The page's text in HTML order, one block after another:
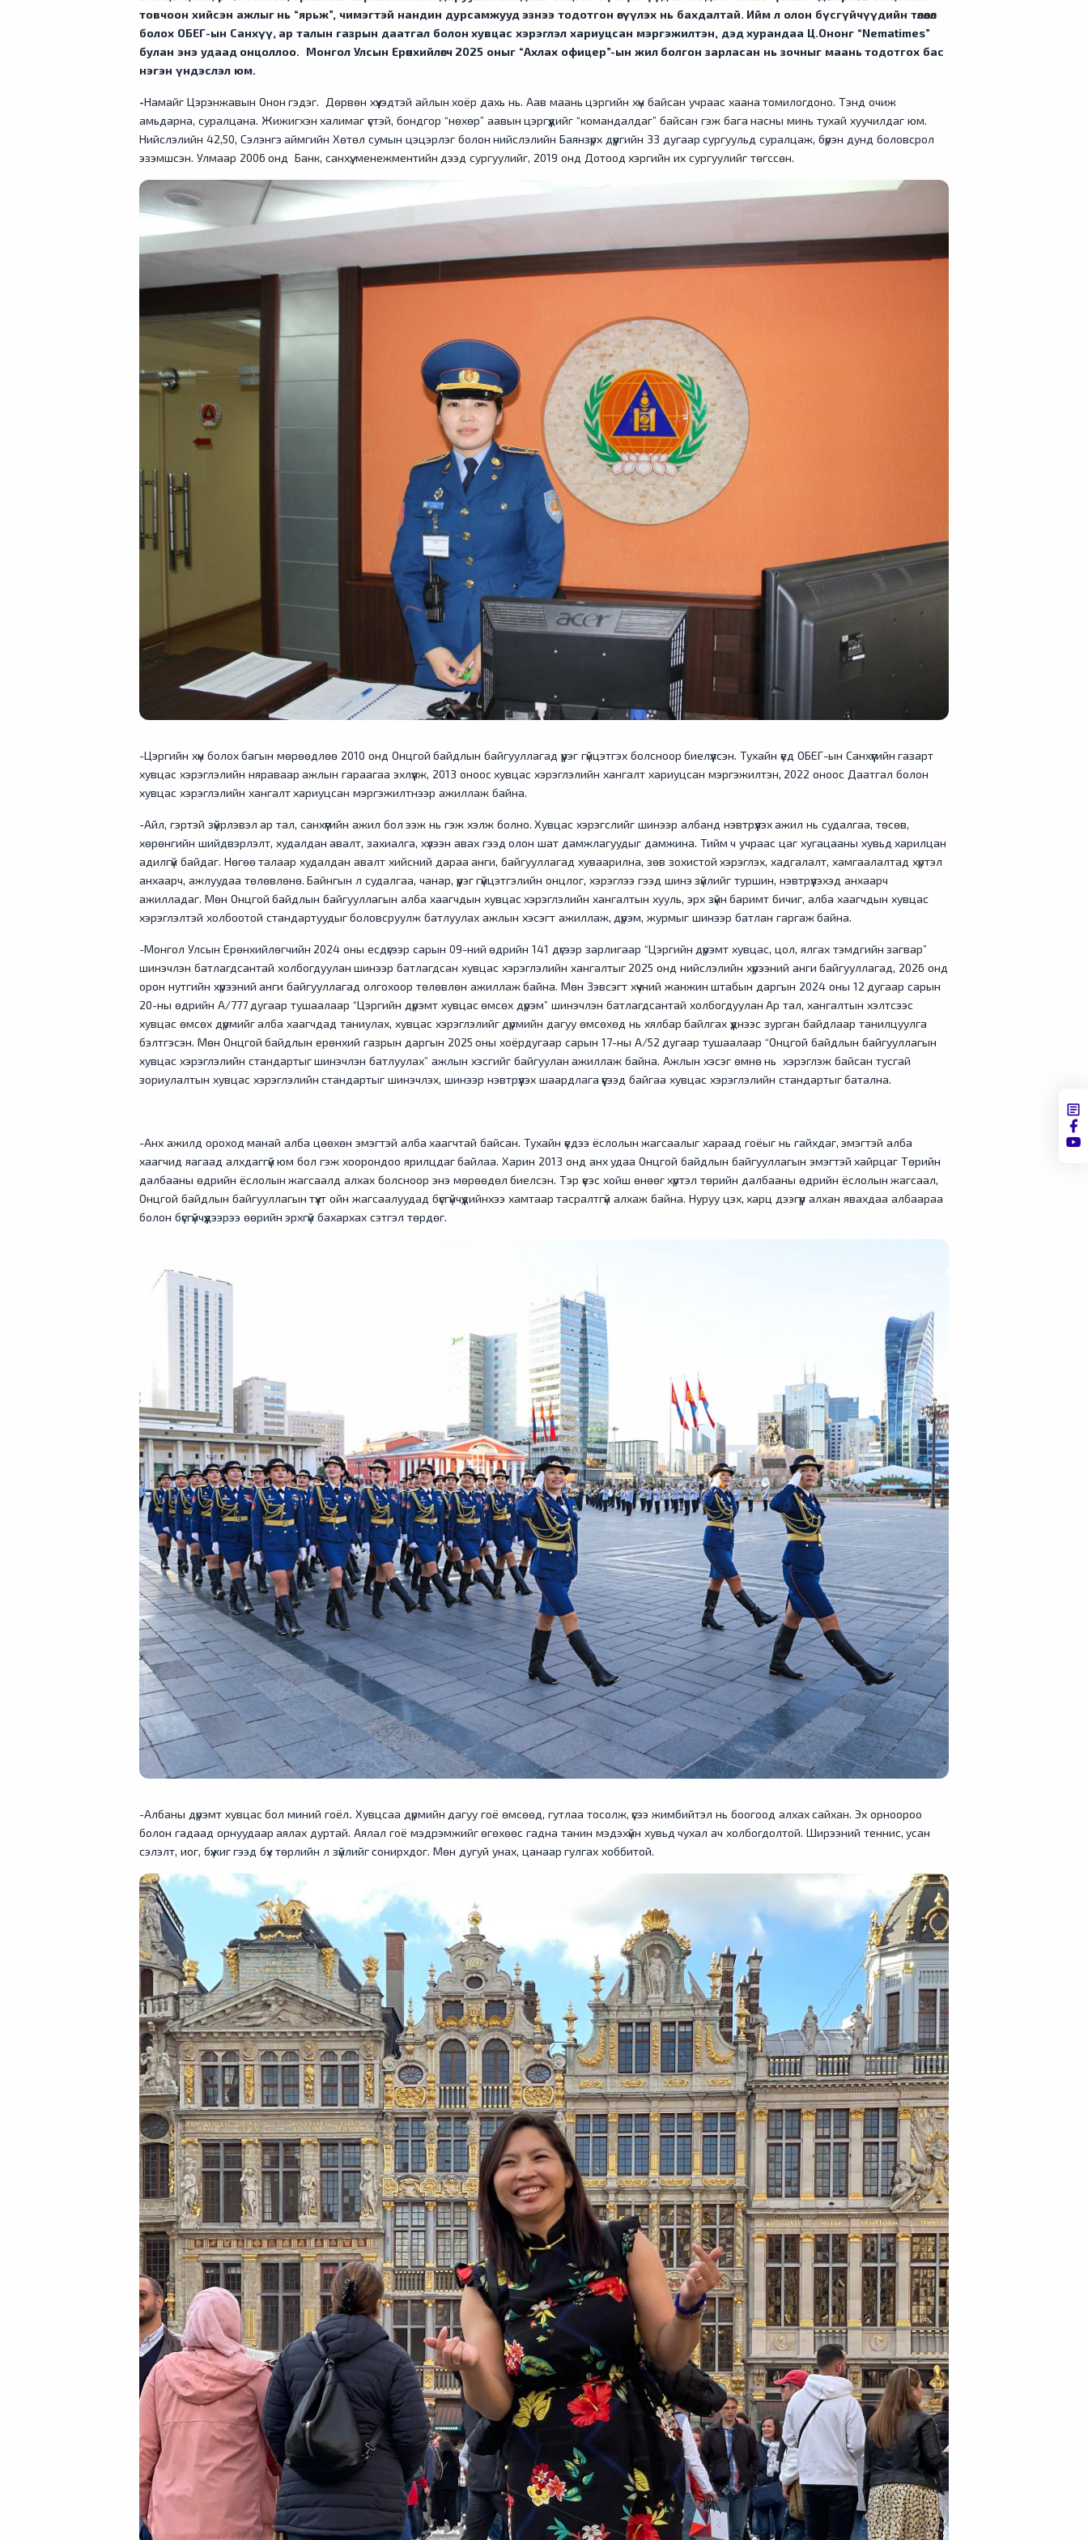
товчоон хийсэн ажлыг нь “ярьж”, чимэгтэй нандин дурсамжууд эзнээ тодотгон өгүүлэх нь бахдалтай. Ийм л олон бүсгүйчүүдийн төлөөлөл
болох ОБЕГ-ын Санхүү, ар талын газрын даатгал болон хувцас хэрэглэл хариуцсан мэргэжилтэн, дэд хурандаа Ц.Ононг “Nematimes”
булан энэ удаад онцоллоо. Монгол Улсын Ерөнхийлөгч 2025 оныг “Ахлах офицер”-ын жил болгон зарласан нь зочныг маань тодотгох бас
нэгэн үндэслэл юм.
-Намайг Цэрэнжавын Онон гэдэг. Дөрвөн хүүхэдтэй айлын хоёр дахь нь. Аав маань цэргийн хүн байсан учраас хаана томилогдоно. Тэнд очиж
амьдарна, суралцана. Жижигхэн халимаг үстэй, бондгор “нөхөр” аавын цэргүүдийг “командалдаг” байсан гэж бага насны минь тухай хуучилдаг юм.
Нийслэлийн 42,50, Сэлэнгэ аймгийн Хөтөл сумын цэцэрлэг болон нийслэлийн Баянзүрх дүүргийн 33 дугаар сургуульд суралцаж, бүрэн дунд боловсрол
эзэмшсэн. Улмаар 2006 онд Банк, санхүү, менежментийн дээд сургуулийг, 2019 онд Дотоод хэргийн их сургуулийг төгссөн.
-Цэргийн хүн болох багын мөрөөдлөө 2010 онд Онцгой байдлын байгууллагад үүрэг гүйцэтгэх болсноор биелүүлсэн. Тухайн үед ОБЕГ-ын Санхүүгийн газарт
хувцас хэрэглэлийн няраваар ажлын гараагаа эхлүүлж, 2013 оноос хувцас хэрэглэлийн хангалт хариуцсан мэргэжилтэн, 2022 оноос Даатгал болон
хувцас хэрэглэлийн хангалт хариуцсан мэргэжилтнээр ажиллаж байна.
-Айл, гэртэй зүйрлэвэл ар тал, санхүүгийн ажил бол ээж нь гэж хэлж болно. Хувцас хэрэгслийг шинээр албанд нэвтрүүлэх ажил нь судалгаа, төсөв,
хөрөнгийн шийдвэрлэлт, худалдан авалт, захиалга, хүлээн авах гээд олон шат дамжлагуудыг дамжина. Тийм ч учраас цаг хугацааны хувьд харилцан
адилгүй байдаг. Нөгөө талаар худалдан авалт хийсний дараа анги, байгууллагад хуваарилна, зөв зохистой хэрэглэх, хадгалалт, хамгаалалтад хүртэл
анхаарч, ажлуудаа төлөвлөнө. Байнгын л судалгаа, чанар, үүрэг гүйцэтгэлийн онцлог, хэрэглээ гээд шинэ зүйлийг туршин, нэвтрүүлэхэд анхаарч
ажилладаг. Мөн Онцгой байдлын байгууллагын алба хаагчдын хувцас хэрэглэлийн хангалтын хууль, эрх зүйн баримт бичиг, алба хаагчдын хувцас
хэрэглэлтэй холбоотой стандартуудыг боловсруулж батлуулах ажлын хэсэгт ажиллаж, дүрэм, журмыг шинээр батлан гаргаж байна.
-Монгол Улсын Ерөнхийлөгчийн 2024 оны есдүгээр сарын 09-ний өдрийн 141 дүгээр зарлигаар “Цэргийн дүрэмт хувцас, цол, ялгах тэмдгийн загвар”
шинэчлэн батлагдсантай холбогдуулан шинээр батлагдсан хувцас хэрэглэлийн хангалтыг 2025 онд нийслэлийн хүрээний анги байгууллагад, 2026 онд
орон нутгийн хүрээний анги байгууллагад олгохоор төлөвлөн ажиллаж байна. Мөн Зэвсэгт хүчний жанжин штабын даргын 2024 оны 12 дугаар сарын
20-ны өдрийн А/777 дугаар тушаалаар “Цэргийн дүрэмт хувцас өмсөх дүрэм” шинэчлэн батлагдсантай холбогдуулан Ар тал, хангалтын хэлтсээс
хувцас өмсөх дүрмийг алба хаагчдад таниулах, хувцас хэрэглэлийг дүрмийн дагуу өмсөхөд нь хялбар байлгах үүднээс зурган байдлаар танилцуулга
бэлтгэсэн. Мөн Онцгой байдлын ерөнхий газрын даргын 2025 оны хоёрдугаар сарын 17-ны А/52 дугаар тушаалаар “Онцгой байдлын байгууллагын
хувцас хэрэглэлийн стандартыг шинэчлэн батлуулах” ажлын хэсгийг байгуулан ажиллаж байна. Ажлын хэсэг өмнө нь хэрэглэж байсан тусгай
зориулалтын хувцас хэрэглэлийн стандартыг шинэчлэх, шинээр нэвтрүүлэх шаардлага үүсээд байгаа хувцас хэрэглэлийн стандартыг батална.
-Анх ажилд ороход манай алба цөөхөн эмэгтэй алба хаагчтай байсан. Тухайн үедээ ёслолын жагсаалыг хараад гоёыг нь гайхдаг, эмэгтэй алба
хаагчид яагаад алхдаггүй юм бол гэж хоорондоо ярилцдаг байлаа. Харин 2013 онд анх удаа Онцгой байдлын байгууллагын эмэгтэй хайрцаг Төрийн
далбааны өдрийн ёслолын жагсаалд алхах болсноор энэ мөрөөдөл биелсэн. Тэр үеэс хойш өнөөг хүртэл төрийн далбааны өдрийн ёслолын жагсаал,
Онцгой байдлын байгууллагын түүхт ойн жагсаалуудад бүсгүйчүүдийнхээ хамтаар тасралтгүй алхаж байна. Нуруу цэх, харц дээгүүр алхан явахдаа албаараа
болон бүсгүйчүүдээрээ өөрийн эрхгүй бахархах сэтгэл төрдөг.
-Албаны дүрэмт хувцас бол миний гоёл. Хувцсаа дүрмийн дагуу гоё өмсөөд, гутлаа тосолж, үсээ жимбийтэл нь боогоод алхах сайхан. Эх орноороо
болон гадаад орнуудаар аялах дуртай. Аялал гоё мэдрэмжийг өгөхөөс гадна танин мэдэхүйн хувьд чухал ач холбогдолтой. Ширээний теннис, усан
сэлэлт, иог, бүжиг гээд бүх төрлийн л зүйлийг сонирхдог. Мөн дугуй унах, цанаар гулгах хоббитой.